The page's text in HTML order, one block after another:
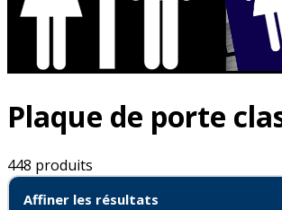
Plaque de porte
448 produits
Affiner les résultats